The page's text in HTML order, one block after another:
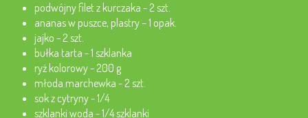
podwójny filet z kurczaka - 2 szt.
ananas w puszce, plastry – 1 opak.
jajko - 2 szt.
bułka tarta - 1 szklanka
ryż kolorowy - 200 g
młoda marchewka - 2 szt.
sok z cytryny - 1/4
szklanki woda - 1/4 szklanki